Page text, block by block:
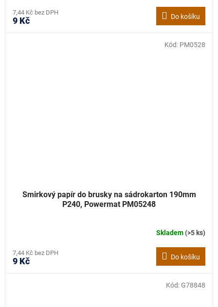
7,44 Kč bez DPH
9 Kč Do košíku
Smirkový papír do brusky na sádrokarton 190mm
P240, Powermat PM05248
Skladem(>5 ks)
7,44 Kč bez DPH
9 Kč Do košíku
Kód: PM0528
Kód: G78848